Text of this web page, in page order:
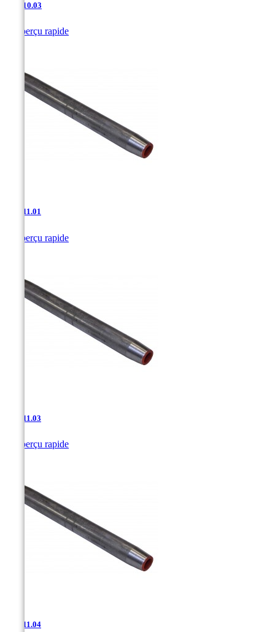
JAC-10.03
Aperçu rapide
JAC-11.01
Aperçu rapide
JAC-11.03
Aperçu rapide
JAC-11.04